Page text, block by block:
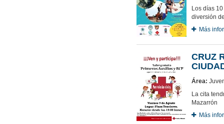
Los días
diversión
Más
CRUZ
Área:
La cita
Mazarrón
Más